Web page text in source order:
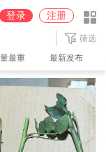
登录 注册
筛选
最重 最新发布
通广州2【100%派送】仓